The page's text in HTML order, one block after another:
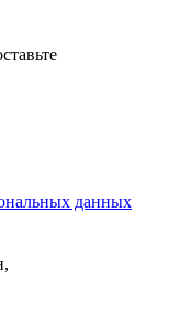
данных